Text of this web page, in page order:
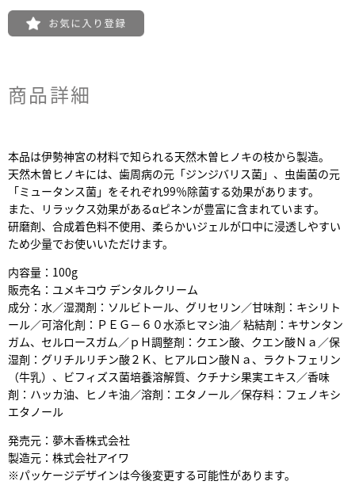
商品詳細
本品は伊勢神宮の材料で知られる天然木曽ヒノキの枝から製造。
天然木曽ヒノキには、歯周病の元「ジンジバリス菌」、虫歯菌の元
「ミュータンス菌」をそれぞれ99％除菌する効果があります。
また、リラックス効果があるαピネンが豊富に含まれています。
研磨剤、合成着色料不使用、柔らかいジェルが口中に浸透しやすい
ため少量でお使いいただけます。
内容量：100g
販売名：ユメキコウ デンタルクリーム
成分：水／湿潤剤：ソルビトール、グリセリン／甘味剤：キシリト
ール／可溶化剤：ＰＥＧ－６０水添ヒマシ油／ 粘結剤：キサンタン
ガム、セルロースガム／ｐＨ調整剤：クエン酸、クエン酸Ｎａ／保
湿剤：グリチルリチン酸２Ｋ、ヒアルロン酸Ｎａ、ラクトフェリン
（牛乳）、ビフィズス菌培養溶解質、クチナシ果実エキス／香味
剤：ハッカ油、ヒノキ油／溶剤：エタノール／保存料：フェノキシ
エタノール
発売元：夢木香株式会社
製造元：株式会社アイワ
※パッケージデザインは今後変更する可能性があります。